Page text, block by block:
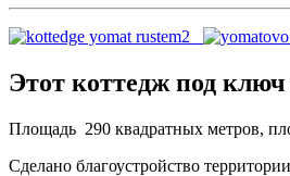
Этот коттедж под
Площадь 290 квадратных метров,
Сделано благоустройство